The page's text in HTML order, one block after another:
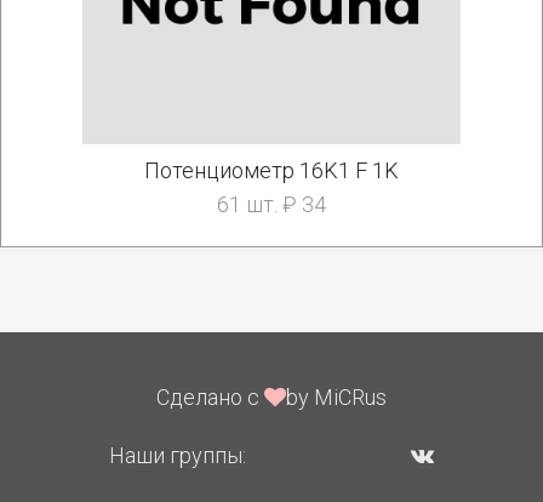
Потенциометр 16K1 F 1K
61 шт. ₽ 34
Сделано с by MiCRus
Наши группы: